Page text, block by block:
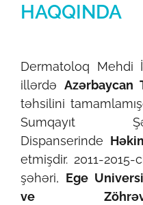
HAQQINDA
Dermatoloq Mehdi
illərdə Azərbaycan
təhsilini
Sumqayıt
Dispanserinde
etmişdir. 2011-
şəhəri, Ege
ve